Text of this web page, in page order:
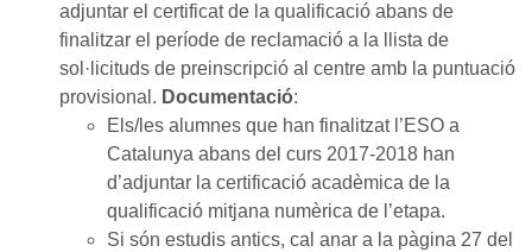
adjuntar el certificat de la qualificació abans de
finalitzar el període de reclamació a la llista de
sol·licituds de preinscripció al centre amb la puntuació
provisional. Documentació:
Els/les alumnes que han finalitzat l’ESO a
Catalunya abans del curs 2017-2018 han
d’adjuntar la certificació acadèmica de la
qualificació mitjana numèrica de l’etapa.
Si són estudis antics, cal anar a la pàgina 27 del